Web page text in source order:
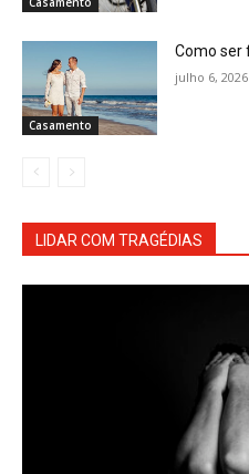
Casamento
Como ser
julho 6, 2026
LIDAR COM TRAGÉDIAS